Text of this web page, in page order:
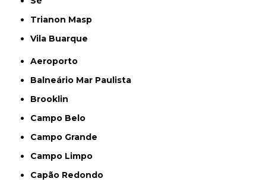
Trianon Masp
Vila Buarque
Aeroporto
Balneário Mar Paulista
Brooklin
Campo Belo
Campo Grande
Campo Limpo
Capão Redondo